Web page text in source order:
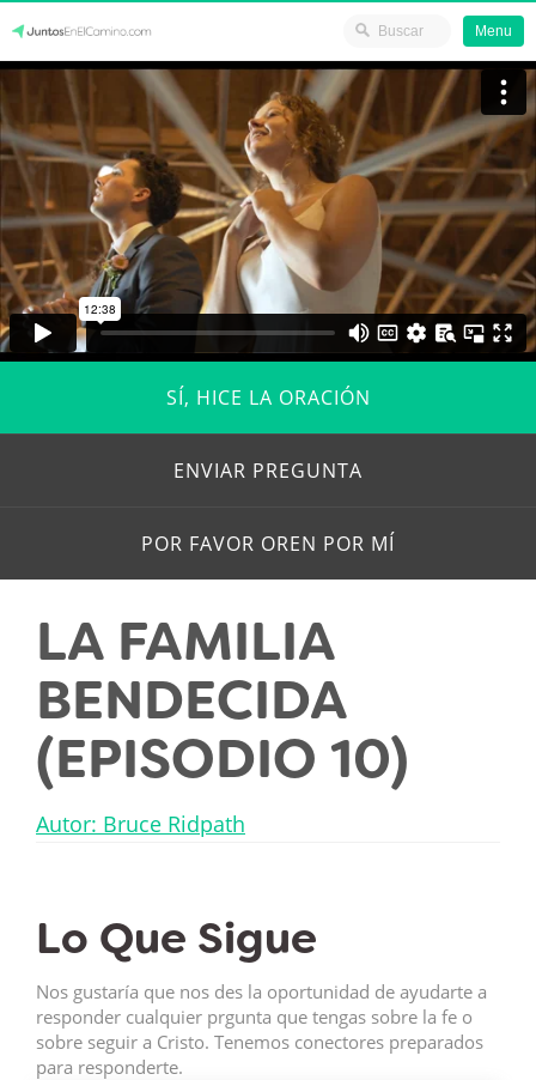
Skip
to
content
JuntosEnElCamino.com
Menu
SÍ, HICE LA ORACIÓN
ENVIAR PREGUNTA
POR FAVOR OREN POR MÍ
LA FAMILIA
BENDECIDA
(EPISODIO 10)
Autor: Bruce Ridpath
Lo Que Sigue
Nos gustaría que nos des la oportunidad de ayudarte a
responder cualquier prgunta que tengas sobre la fe o
sobre seguir a Cristo. Tenemos conectores preparados
para responderte.